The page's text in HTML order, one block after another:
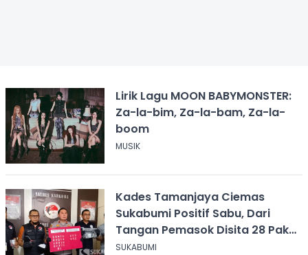
Lirik Lagu MOON BABYMONSTER:
Za-la-bim, Za-la-bam, Za-la-
boom
MUSIK
Kades Tamanjaya Ciemas
Sukabumi Positif Sabu, Dari
Tangan Pemasok Disita 28 Paket
Narkoba
SUKABUMI